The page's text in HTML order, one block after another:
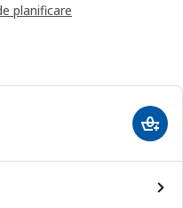
planificare